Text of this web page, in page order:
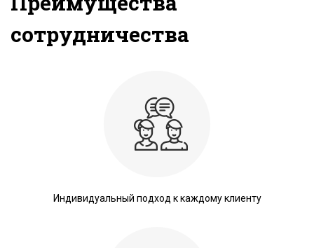
сотрудничества
Индивидуальный подход к каждому клиенту